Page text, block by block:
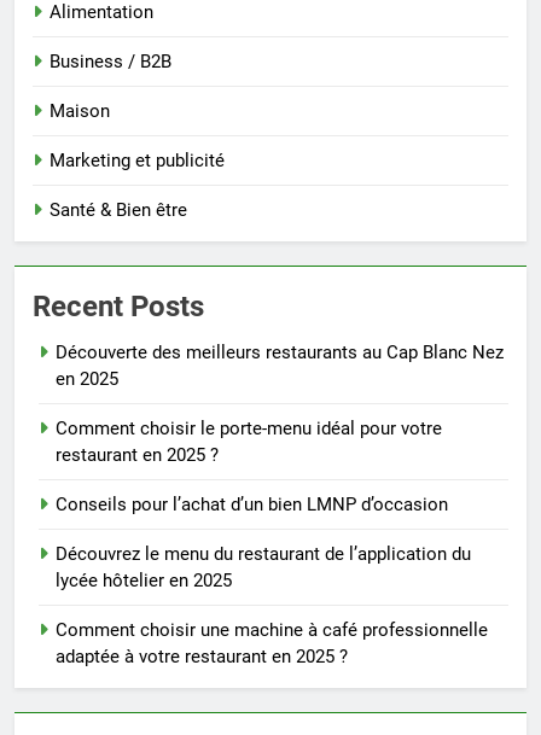
Alimentation
Business / B2B
Maison
Marketing et publicité
Santé & Bien être
Recent Posts
Découverte des meilleurs restaurants au Cap Blanc Nez
en 2025
Comment choisir le porte-menu idéal pour votre
restaurant en 2025 ?
Conseils pour l’achat d’un bien LMNP d’occasion
Découvrez le menu du restaurant de l’application du
lycée hôtelier en 2025
Comment choisir une machine à café professionnelle
adaptée à votre restaurant en 2025 ?